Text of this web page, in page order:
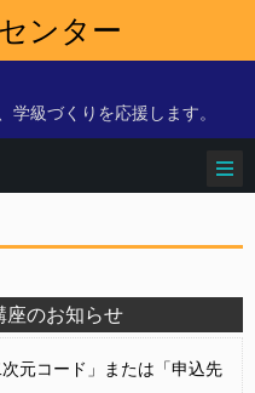
ンター
級づくりを応援します。
座のお知らせ
元コード」または「申込先